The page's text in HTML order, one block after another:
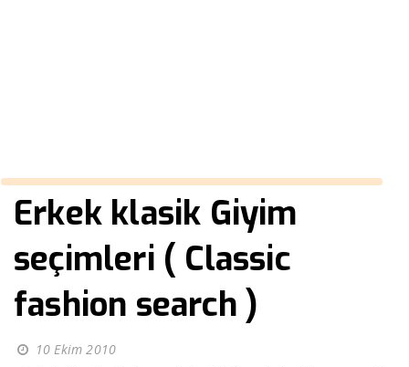
Erkek klasik Giyim
seçimleri ( Classic
fashion search )
10 Ekim 2010